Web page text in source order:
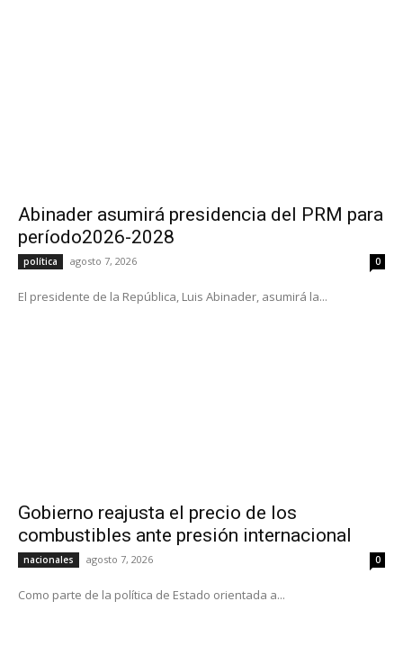
Abinader asumirá presidencia del PRM para
período2026-2028
política agosto 7, 2026 0
El presidente de la República, Luis Abinader, asumirá la...
Gobierno reajusta el precio de los
combustibles ante presión internacional
nacionales agosto 7, 2026 0
Como parte de la política de Estado orientada a...